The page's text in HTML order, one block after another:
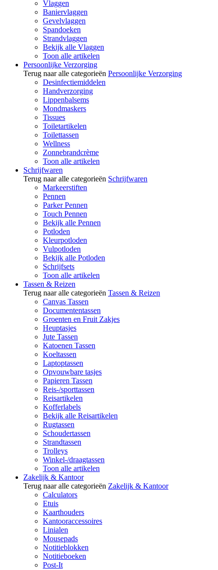
Vlaggen
Baniervlaggen
Gevelvlaggen
Spandoeken
Strandvlaggen
Bekijk alle Vlaggen
Toon alle artikelen
Persoonlijke Verzorging
Terug naar alle categorieën Persoonlijke Verzorging
Desinfectiemiddelen
Handverzorging
Lippenbalsems
Mondmaskers
Tissues
Toiletartikelen
Toilettassen
Wellness
Zonnebrandcrème
Toon alle artikelen
Schrijfwaren
Terug naar alle categorieën Schrijfwaren
Markeerstiften
Pennen
Parker Pennen
Touch Pennen
Bekijk alle Pennen
Potloden
Kleurpotloden
Vulpotloden
Bekijk alle Potloden
Schrijfsets
Toon alle artikelen
Tassen & Reizen
Terug naar alle categorieën Tassen & Reizen
Canvas Tassen
Documententassen
Groenten en Fruit Zakjes
Heuptasjes
Jute Tassen
Katoenen Tassen
Koeltassen
Laptoptassen
Opvouwbare tasjes
Papieren Tassen
Reis-/sporttassen
Reisartikelen
Kofferlabels
Bekijk alle Reisartikelen
Rugtassen
Schoudertassen
Strandtassen
Trolleys
Winkel-/draagtassen
Toon alle artikelen
Zakelijk & Kantoor
Terug naar alle categorieën Zakelijk & Kantoor
Calculators
Etuis
Kaarthouders
Kantooraccessoires
Linialen
Mousepads
Notitieblokken
Notitieboeken
Post-It